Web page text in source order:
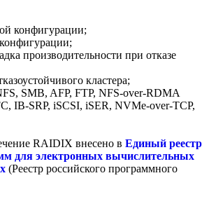
конфигурации;
производительности при отказе
кластера;
SMB, AFP, FTP, NFS-over-RDMA
IB-SRP, iSCSI, iSER, NVMe-over-TCP,
RAIDIX внесено в Единый реестр
для электронных вычислительных
(Реестр российского программного